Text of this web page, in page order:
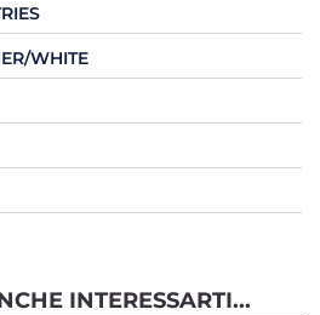
WHITE
INTERESSARTI...